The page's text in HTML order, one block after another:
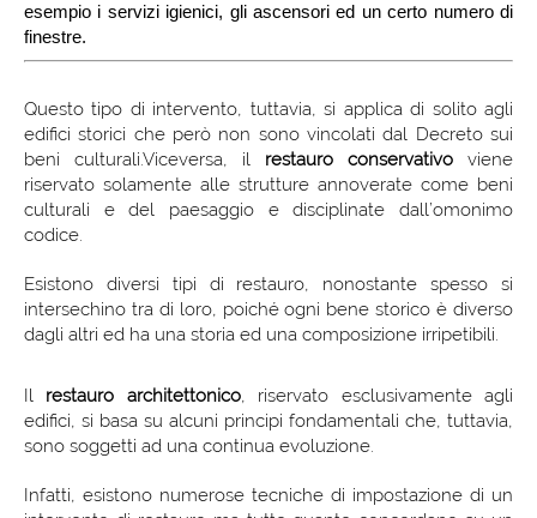
esempio i servizi igienici, gli ascensori ed un certo numero di
finestre.
Questo tipo di intervento, tuttavia, si applica di solito agli
edifici storici che però non sono vincolati dal Decreto sui
beni culturali.Viceversa, il restauro conservativo viene
riservato solamente alle strutture annoverate come beni
culturali e del paesaggio e disciplinate dall’omonimo
codice.
Esistono diversi tipi di restauro, nonostante spesso si
intersechino tra di loro, poiché ogni bene storico è diverso
dagli altri ed ha una storia ed una composizione irripetibili.
Il restauro architettonico, riservato esclusivamente agli
edifici, si basa su alcuni principi fondamentali che, tuttavia,
sono soggetti ad una continua evoluzione.
Infatti, esistono numerose tecniche di impostazione di un